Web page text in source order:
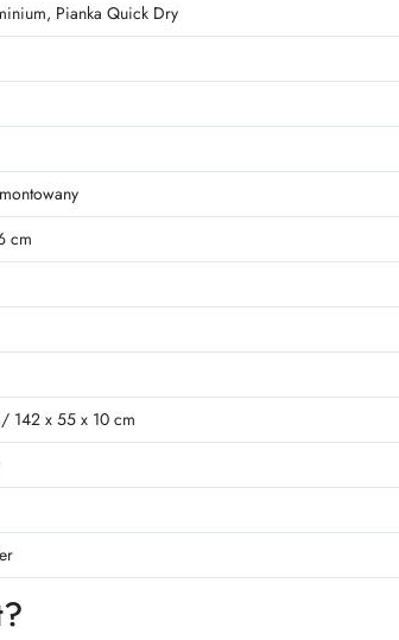
Pianka Quick Dry
cm
142 x 55 x 10 cm